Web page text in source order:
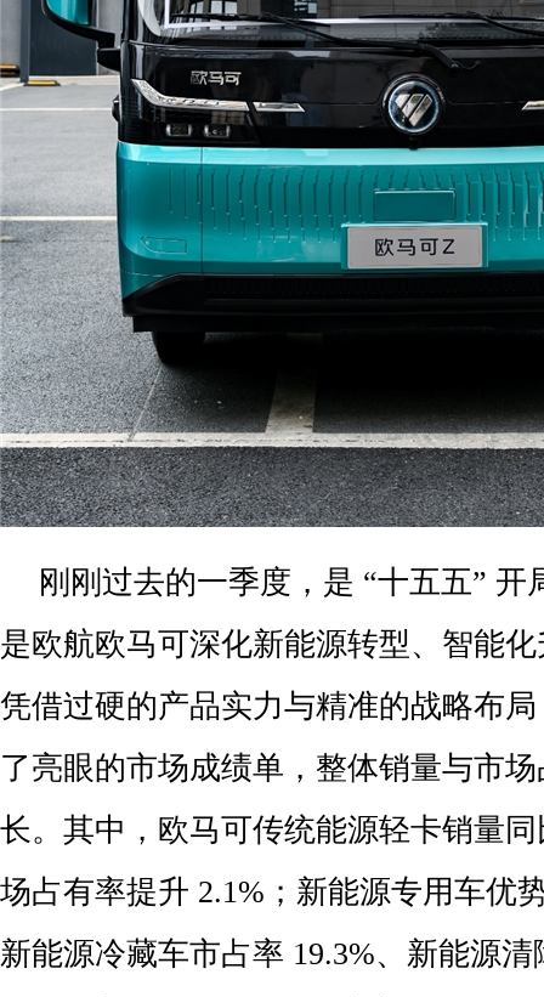
刚刚过去的一季度，是 “十五五” 开
是欧航欧马可深化新能源转型、智能
凭借过硬的产品实力与精准的战略布
了亮眼的市场成绩单，整体销量与市
长。其中，欧马可传统能源轻卡销量
场占有率提升 2.1%；新能源专用车优
新能源冷藏车市占率 19.3%、新能源